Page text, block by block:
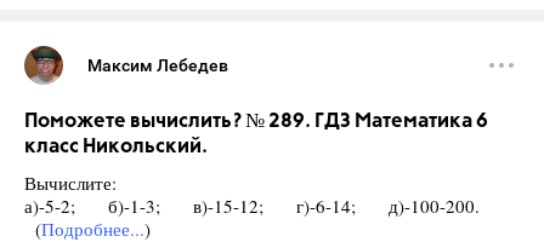
Максим Лебедев
Поможете вычислить? № 289. ГДЗ Математика 6
класс Никольский.
Вычислите:
а)-5-2; б)-1-3; в)-15-12; г)-6-14; д)-100-200.
(Подробнее...)